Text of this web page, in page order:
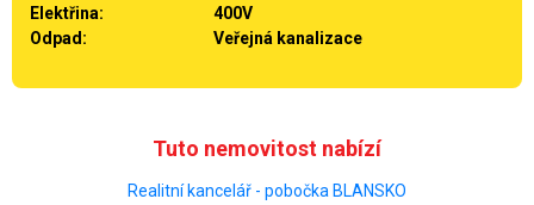
Elektřina:
400V
Odpad:
Veřejná kanalizace
Tuto nemovitost nabízí
Realitní kancelář - pobočka BLANSKO